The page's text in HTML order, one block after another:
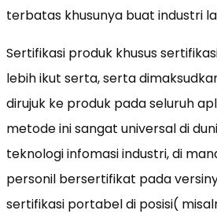
terbatas khusunya buat industri
Sertifikasi produk khusus
lebih ikut serta, serta
dirujuk ke produk pada seluruh
metode ini sangat universal di
teknologi infomasi industri, di
personil bersertifikat pada
sertifikasi portabel di posisi(